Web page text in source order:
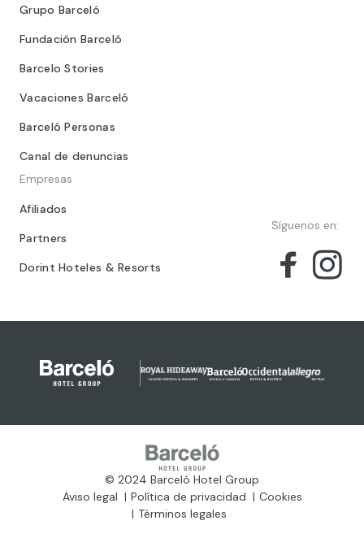
Grupo Barceló
Fundación Barceló
Barcelo Stories
Vacaciones Barceló
Barceló Personas
Canal de denuncias
Empresas
Afiliados
Partners
Dorint Hoteles & Resorts
Síguenos en:
© 2024 Barceló Hotel Group
Aviso legal
Política de privacidad
Cookies
Términos legales